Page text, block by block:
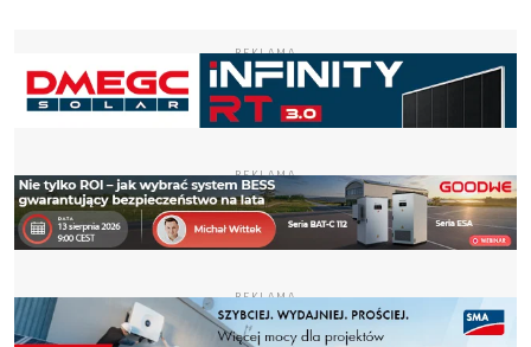
REKLAMA
REKLAMA
REKLAMA